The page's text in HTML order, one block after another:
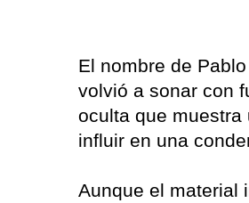
El nombre de
volvió a sonar con
oculta que
influir en una
Aunque el material